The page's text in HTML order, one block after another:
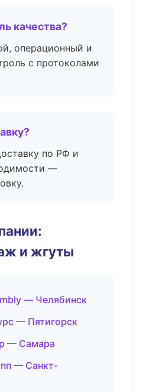
качества?
операционный и
с протоколами
по РФ и
—
и жгуты
— Челябинск
— Пятигорск
— Самара
— Санкт-